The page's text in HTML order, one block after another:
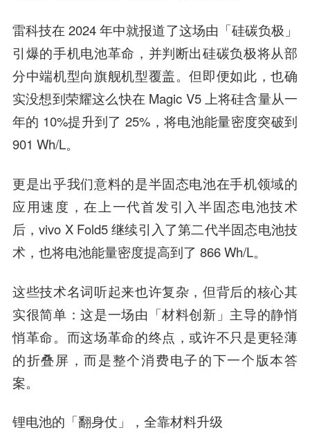
雷科技在 2024 年中就报道了这场由「硅碳负极」
引爆的手机电池革命，并判断出硅碳负极将从部
分中端机型向旗舰机型覆盖。但即便如此，也确
实没想到荣耀这么快在 Magic V5 上将硅含量从一
年的 10%提升到了 25%，将电池能量密度突破到
901 Wh/L。
更是出乎我们意料的是半固态电池在手机领域的
应用速度，在上一代首发引入半固态电池技术
后，vivo X Fold5 继续引入了第二代半固态电池技
术，也将电池能量密度提高到了 866 Wh/L。
这些技术名词听起来也许复杂，但背后的核心其
实很简单：这是一场由「材料创新」主导的静悄
悄革命。而这场革命的终点，或许不只是更轻薄
的折叠屏，而是整个消费电子的下一个版本答
案。
锂电池的「翻身仗」，全靠材料升级